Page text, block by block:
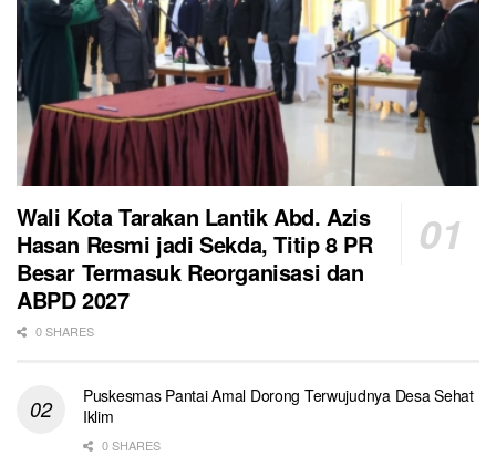
Wali Kota Tarakan Lantik Abd. Azis
Hasan Resmi jadi Sekda, Titip 8 PR
Besar Termasuk Reorganisasi dan
ABPD 2027
0 SHARES
Puskesmas Pantai Amal Dorong Terwujudnya Desa Sehat
Iklim
0 SHARES